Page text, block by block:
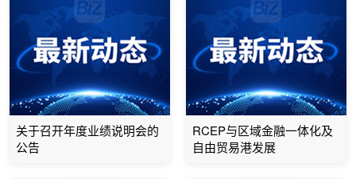
关于召开年度业绩说明会的
公告
RCEP与区域金融一体化及
自由贸易港发展